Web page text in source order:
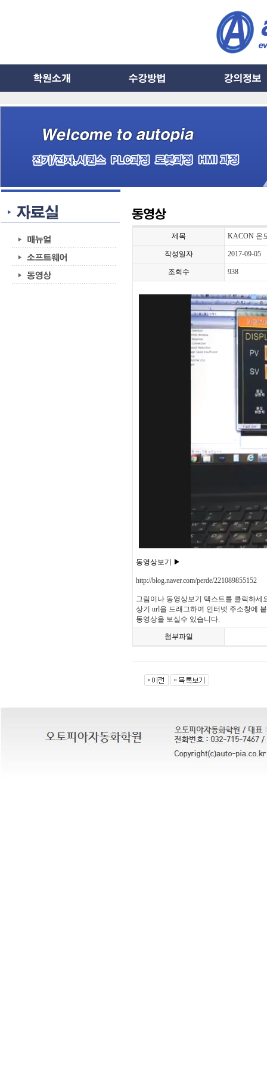
제목 KACON 온
작성일자 2017-09-05
조회수 938
동영상보기 ▶
http://blog.naver.com/perde/221089855152
그림이나 동영상보기 텍스트를 클릭하세
상기 url을 드래그하여 인터넷 주소창에
동영상을 보실수 있습니다.
첨부파일